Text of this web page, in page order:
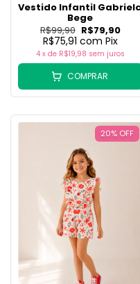
Vestido Infantil
Bege
R$99,90 R$79,90
R$75,91 com Pix
4 x de R$19,98 sem juros
COMPRAR
20% OFF